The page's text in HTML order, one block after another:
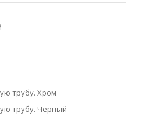
трубу. Хром
трубу. Чёрный